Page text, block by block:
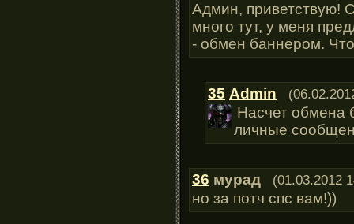
Админ, приветствую!
много тут, у меня
- обмен баннером.
35 Admin
Насчет обмена
личные
36 мурад (01.03.2012
но за потч спс вам!))